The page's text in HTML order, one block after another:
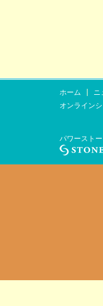
ホーム ニ
オンライン
パワースト